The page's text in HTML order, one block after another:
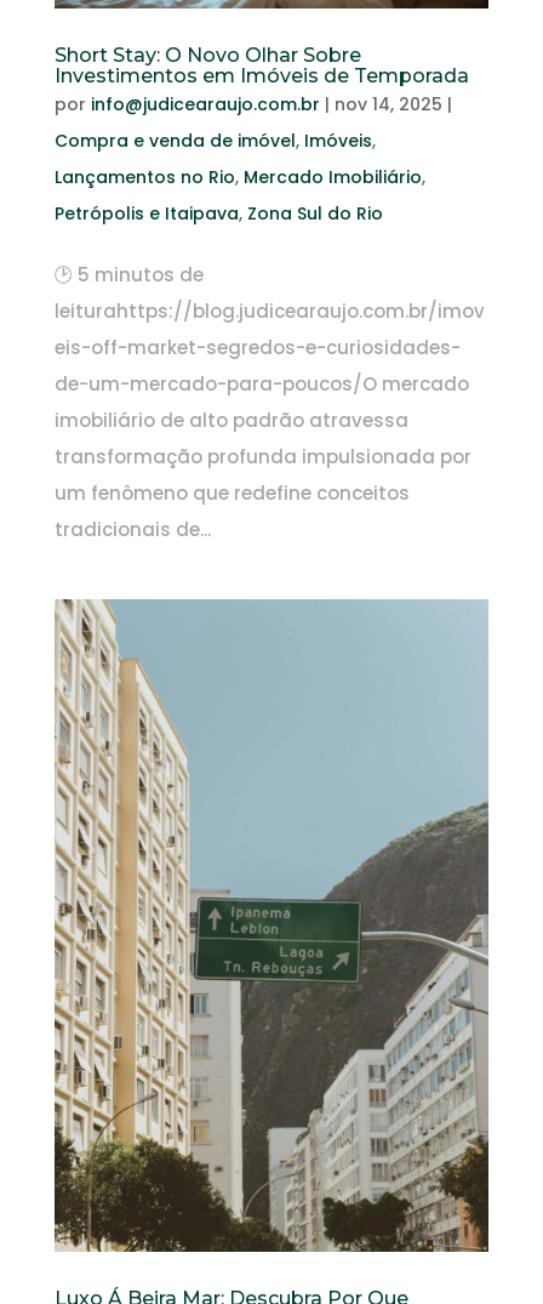
Short Stay: O Novo Olhar Sobre
Investimentos em Imóveis de Temporada
por info@judicearaujo.com.br | nov 14, 2025 |
Compra e venda de imóvel, Imóveis,
Lançamentos no Rio, Mercado Imobiliário,
Petrópolis e Itaipava, Zona Sul do Rio
🕑 5 minutos de
leiturahttps://blog.judicearaujo.com.br/imov
eis-off-market-segredos-e-curiosidades-
de-um-mercado-para-poucos/O mercado
imobiliário de alto padrão atravessa
transformação profunda impulsionada por
um fenômeno que redefine conceitos
tradicionais de...
Luxo Á Beira Mar: Descubra Por Que